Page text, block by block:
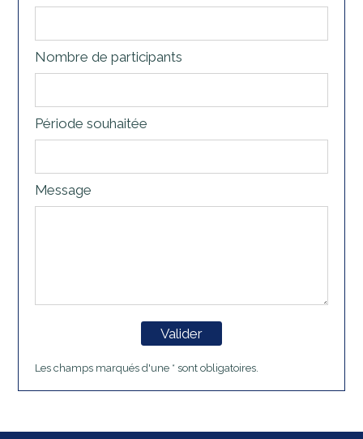
Nombre de participants
Période souhaitée
Message
Valider
Les champs marqués d'une * sont obligatoires.